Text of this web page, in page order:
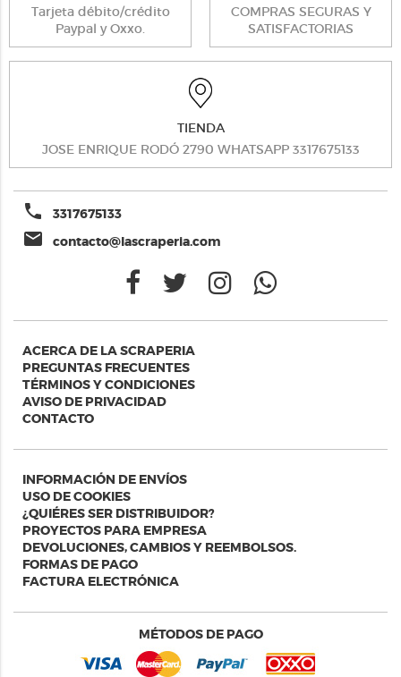
Tarjeta débito/crédito
Paypal y Oxxo.
COMPRAS SEGURAS Y
SATISFACTORIAS
TIENDA
JOSE ENRIQUE RODÓ 2790 WHATSAPP 3317675133
phone 3317675133
email contacto@lascraperia.com
ACERCA DE LA SCRAPERIA
PREGUNTAS FRECUENTES
TÉRMINOS Y CONDICIONES
AVISO DE PRIVACIDAD
CONTACTO
INFORMACIÓN DE ENVÍOS
USO DE COOKIES
¿QUIÉRES SER DISTRIBUIDOR?
PROYECTOS PARA EMPRESA
DEVOLUCIONES, CAMBIOS Y REEMBOLSOS.
FORMAS DE PAGO
FACTURA ELECTRÓNICA
MÉTODOS DE PAGO